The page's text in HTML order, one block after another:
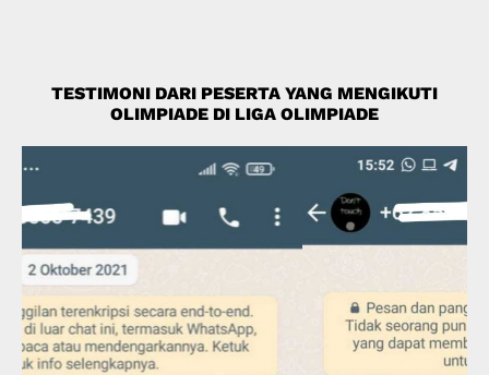
TESTIMONI DARI PESERTA YANG MENGIKUTI
OLIMPIADE DI LIGA OLIMPIADE